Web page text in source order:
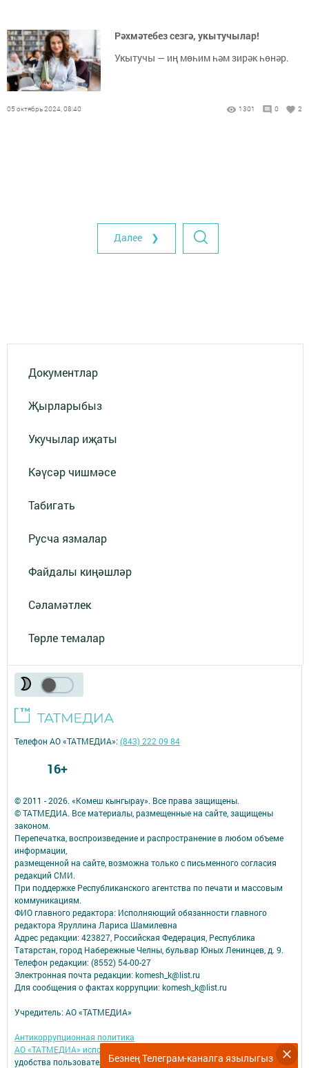
Рәхмәтебез сезгә, укытучылар!
Укытучы — иң мөһим һәм зирәк һөнәр.
05 октябрь 2024, 08:40 1301 0 2
Далее ❯
Документлар
Җырларыбыз
Укучылар иҗаты
Кәүсәр чишмәсе
Табигать
Русча язмалар
Файдалы киңәшләр
Сәламәтлек
Төрле темалар
Безнең Телеграм-каналга язылыгыз
© 2011 - 2026. «Комеш кынгырау». Все права защищены.
© ТАТМЕДИА. Все материалы, размещенные на сайте, защищены
законом.
Перепечатка, воспроизведение и распространение в любом объеме
информации,
размещенной на сайте, возможна только с письменного согласия
редакций СМИ.
При поддержке Республиканского агентства по печати и массовым
коммуникациям.
ФИО главного редактора: Исполняющий обязанности главного
редактора Яруллина Лариса Шамилевна
Адрес редакции: 423827, Российская Федерация, Республика
Татарстан, город Набережные Челны, бульвар Юных Ленинцев, д. 9.
Телефон редакции: (8552) 54-00-27
Электронная почта редакции: komesh_k@list.ru
Для сообщения о фактах коррупции: komesh_k@list.ru
Учредитель: АО «ТАТМЕДИА»
Антикоррупционная политика
АО «ТАТМЕДИА» использует «cookie»
для персонализации сервисов и
удобства пользователей сайтом.
Телефон АО «ТАТМЕДИА»:(843) 222 09 84
16+